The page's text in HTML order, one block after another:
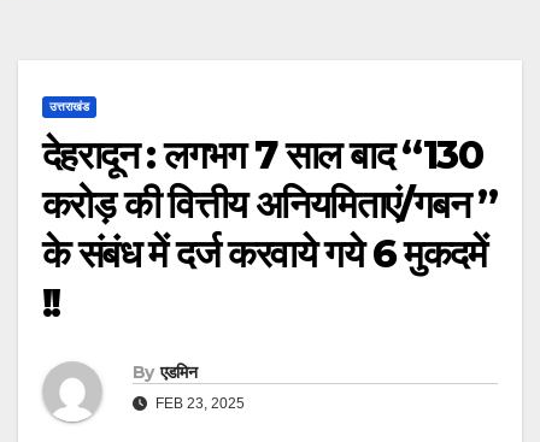
उत्तराखंड
देहरादून : लगभग 7 साल बाद “130
करोड़ की वित्तीय अनियमिताएं/गबन ”
के संबंध में दर्ज करवाये गये 6 मुकदमें
!!
By एडमिन
FEB 23, 2025